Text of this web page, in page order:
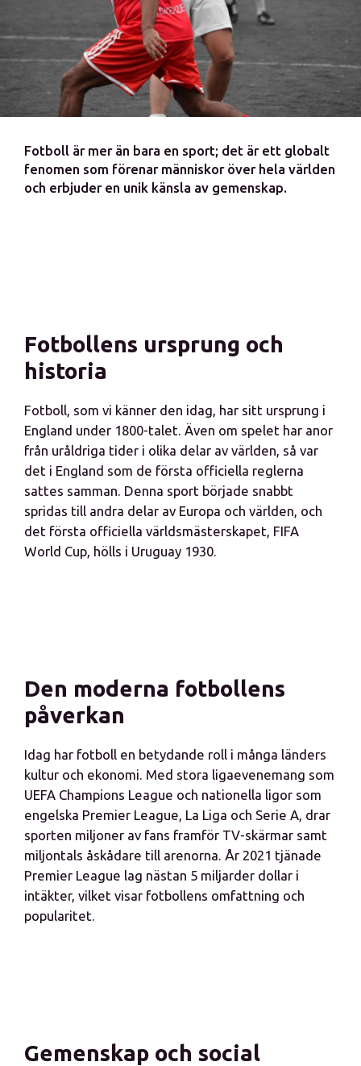
Fotboll är mer än bara en sport; det är ett globalt
fenomen som förenar människor över hela världen
och erbjuder en unik känsla av gemenskap.
Fotbollens ursprung och
historia
Fotboll, som vi känner den idag, har sitt ursprung i
England under 1800-talet. Även om spelet har anor
från uråldriga tider i olika delar av världen, så var
det i England som de första officiella reglerna
sattes samman. Denna sport började snabbt
spridas till andra delar av Europa och världen, och
det första officiella världsmästerskapet, FIFA
World Cup, hölls i Uruguay 1930.
Den moderna fotbollens
påverkan
Idag har fotboll en betydande roll i många länders
kultur och ekonomi. Med stora ligaevenemang som
UEFA Champions League och nationella ligor som
engelska Premier League, La Liga och Serie A, drar
sporten miljoner av fans framför TV-skärmar samt
miljontals åskådare till arenorna. År 2021 tjänade
Premier League lag nästan 5 miljarder dollar i
intäkter, vilket visar fotbollens omfattning och
popularitet.
Gemenskap och social